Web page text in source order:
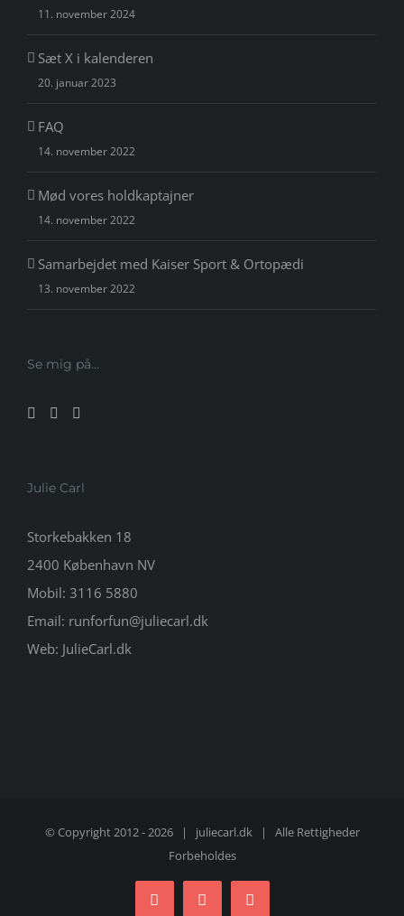
11. november 2024
Sæt X i kalenderen
20. januar 2023
FAQ
14. november 2022
Mød vores holdkaptajner
14. november 2022
Samarbejdet med Kaiser Sport & Ortopædi
13. november 2022
Se mig på…
Julie Carl
Storkebakken 18
2400 København NV
Mobil: 3116 5880
Email: runforfun@juliecarl.dk
Web: JulieCarl.dk
© Copyright 2012 -2026 | juliecarl.dk| Alle Rettigheder
Forbeholdes
FacebookTwitter Instagram